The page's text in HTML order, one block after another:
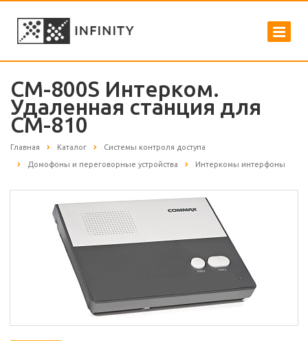
CM-800S Интерком.
Удаленная станция для
СМ-810
Главная Каталог Системы контроля доступа
Домофоны и переговорные устройства Интеркомы интерфоны